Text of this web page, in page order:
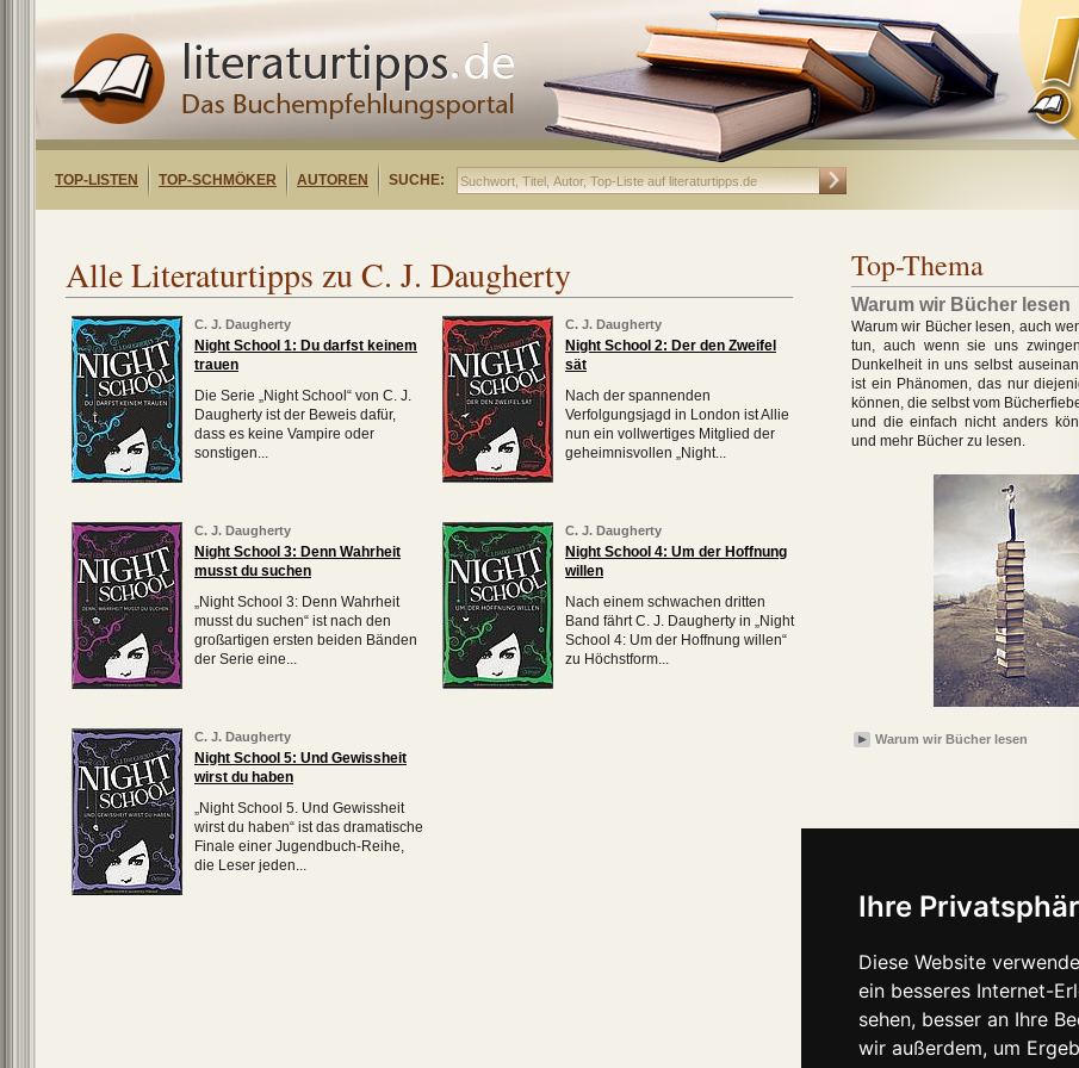
Ihre
Diese Website
ein besseres Internet-
sehen, besser an Ihre
wir außerdem, um
TOP-LISTEN TOP-SCHMÖKER AUTOREN SUCHE:
Alle Literaturtipps zu C. J. Daugherty
C. J. Daugherty
Night School 1: Du darfst keinem
trauen
Die Serie „Night School“ von C. J.
Daugherty ist der Beweis dafür,
dass es keine Vampire oder
sonstigen...
C. J. Daugherty
Night School 2: Der den Zweifel
sät
Nach der spannenden
Verfolgungsjagd in London ist Allie
nun ein vollwertiges Mitglied der
geheimnisvollen „Night...
C. J. Daugherty
Night School 3: Denn Wahrheit
musst du suchen
„Night School 3: Denn Wahrheit
musst du suchen“ ist nach den
großartigen ersten beiden Bänden
der Serie eine...
C. J. Daugherty
Night School 4: Um der Hoffnung
willen
Nach einem schwachen dritten
Band fährt C. J. Daugherty in „Night
School 4: Um der Hoffnung willen“
zu Höchstform...
C. J. Daugherty
Night School 5: Und Gewissheit
wirst du haben
„Night School 5. Und Gewissheit
wirst du haben“ ist das dramatische
Finale einer Jugendbuch-Reihe,
die Leser jeden...
Top-Thema
Warum wir Bücher lesen
Warum wir Bücher lesen, auch
tun, auch wenn sie uns
Dunkelheit in uns selbst
ist ein Phänomen, das nur
können, die selbst vom
und die einfach nicht anders
und mehr Bücher zu lesen.
Warum wir Bücher lesen